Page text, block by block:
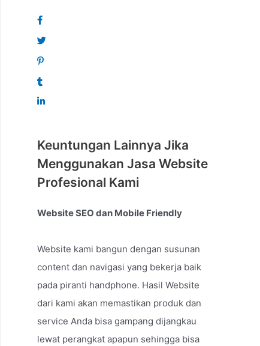
Keuntungan Lainnya Jika
Menggunakan Jasa Website
Profesional Kami
Website SEO dan Mobile Friendly
Website kami bangun dengan susunan
content dan navigasi yang bekerja baik
pada piranti handphone. Hasil Website
dari kami akan memastikan produk dan
service Anda bisa gampang dijangkau
lewat perangkat apapun sehingga bisa